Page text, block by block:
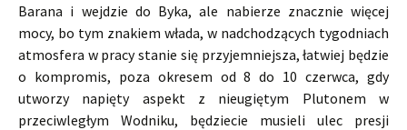
Barana i wejdzie do Byka, ale nabierze znacznie więcej
mocy, bo tym znakiem włada, w nadchodzących tygodniach
atmosfera w pracy stanie się przyjemniejsza, łatwiej będzie
o kompromis, poza okresem od 8 do 10 czerwca, gdy
utworzy napięty aspekt z nieugiętym Plutonem w
przeciwległym Wodniku, będziecie musieli ulec presji